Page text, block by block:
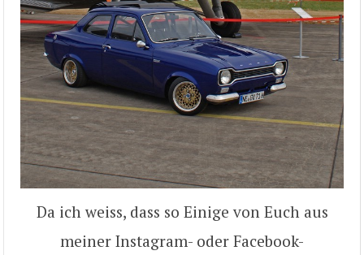
Da ich weiss, dass so Einige von Euch aus
meiner Instagram- oder Facebook-